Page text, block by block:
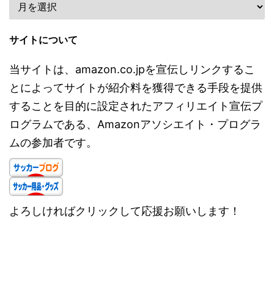
サイトについて
当サイトは、amazon.co.jpを宣伝しリンクするこ
とによってサイトが紹介料を獲得できる手段を提供
することを目的に設定されたアフィリエイト宣伝プ
ログラムである、Amazonアソシエイト・プログラ
ムの参加者です。
よろしければクリックして応援お願いします！